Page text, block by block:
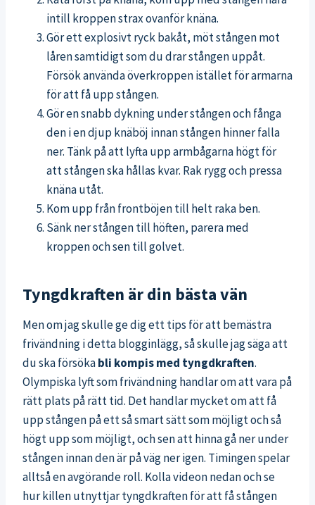
intill kroppen strax ovanför knäna.
Gör ett explosivt ryck bakåt, möt stången mot
låren samtidigt som du drar stången uppåt.
Försök använda överkroppen istället för armarna
för att få upp stången.
Gör en snabb dykning under stången och fånga
den i en djup knäböj innan stången hinner falla
ner. Tänk på att lyfta upp armbågarna högt för
att stången ska hållas kvar. Rak rygg och pressa
knäna utåt.
Kom upp från frontböjen till helt raka ben.
Sänk ner stången till höften, parera med
kroppen och sen till golvet.
Tyngdkraften är din bästa vän
Men om jag skulle ge dig ett tips för att bemästra
frivändning i detta blogginlägg, så skulle jag säga att
du ska försökabli kompis med tyngdkraften.
Olympiska lyft som frivändning handlar om att vara på
rätt plats på rätt tid. Det handlar mycket om att få
upp stången på ett så smart sätt som möjligt och så
högt upp som möjligt, och sen att hinna gå ner under
stången innan den är på väg ner igen. Timingen spelar
alltså en avgörande roll. Kolla videon nedan och se
hur killen utnyttjar tyngdkraften för att få stången